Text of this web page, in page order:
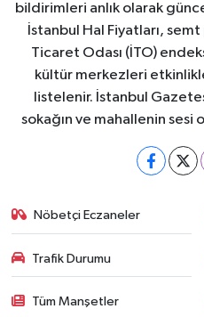
bildirimleri anlık olarak
İstanbul Hal Fiyatları,
Ticaret Odası (İTO)
kültür merkezleri
listelenir. İstanbul
sokağın ve mahallenin sesi
Nöbetçi Eczaneler
Trafik Durumu
Tüm Manşetler